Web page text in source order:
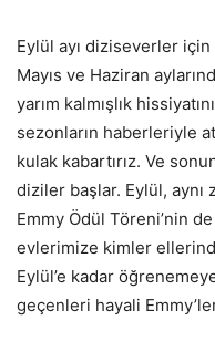
Eylül ayı diziseverler için
Mayıs ve Haziran
yarım kalmışlık
sezonların haberleriyle
kulak kabartırız. Ve
diziler başlar. Eylül, aynı
Emmy Ödül Töreni’nin
evlerimize kimler
Eylül’e kadar
geçenleri hayali